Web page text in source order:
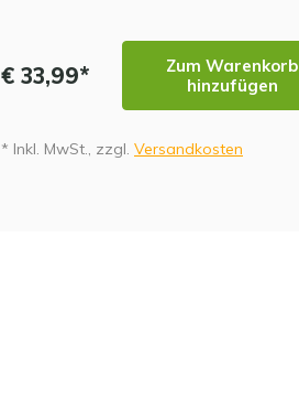
€ 33,99*
Zum Warenkorb
hinzufügen
* Inkl. MwSt., zzgl. Versandkosten